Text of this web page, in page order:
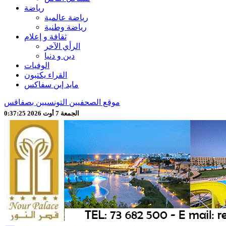
رياضة
رياضة عالمية
رياضة وطنية
ثقافة و إعلام
الرأي الآخر
دين و دنيا
الوفيات
القراء يكتبون
مايد إين سفاكس
موقع الصحفيين التونسيين بصفاقس
الجمعة 7 أوت 2026 0:37:27